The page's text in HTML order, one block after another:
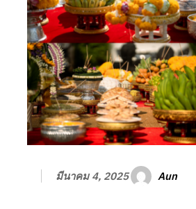
มีนาคม 4, 2025 Aun